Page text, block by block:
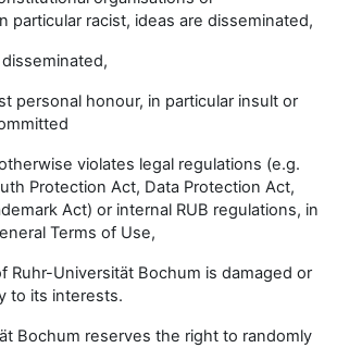
particular racist, ideas are disseminated,
personal honour, in particular insult or
violates legal regulations (e.g.
Protection Act, Data Protection Act,
Act) or internal RUB regulations, in
Terms of Use,
Ruhr-Universität Bochum is damaged or
to its interests.
Bochum reserves the right to randomly